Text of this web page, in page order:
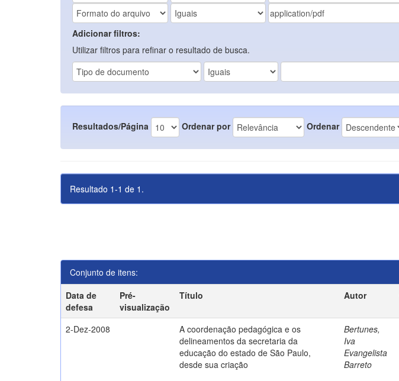
Adicionar filtros:
Utilizar filtros para refinar o resultado de busca.
Resultados/Página Ordenar por Ordenar
Resultado 1-1 de 1.
Conjunto de itens:
Data de
defesa
Pré-
visualização
Título Autor
2-Dez-2008
A coordenação pedagógica e os
delineamentos da secretaria da
educação do estado de São Paulo,
desde sua criação
Bertunes,
Iva
Evangelista
Barreto